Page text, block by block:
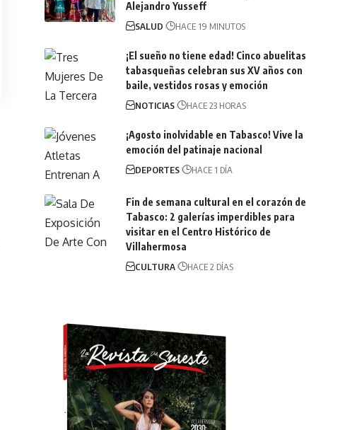
Alejandro Yusseff
SALUD HACE 19 MINUTOS
¡El sueño no tiene edad! Cinco abuelitas
tabasqueñas celebran sus XV años con
baile, vestidos rosas y emoción
NOTICIAS HACE 23 HORAS
¡Agosto inolvidable en Tabasco! Vive la
emoción del patinaje nacional
DEPORTES HACE 1 DÍA
Fin de semana cultural en el corazón de
Tabasco: 2 galerías imperdibles para
visitar en el Centro Histórico de
Villahermosa
CULTURA HACE 2 DÍAS